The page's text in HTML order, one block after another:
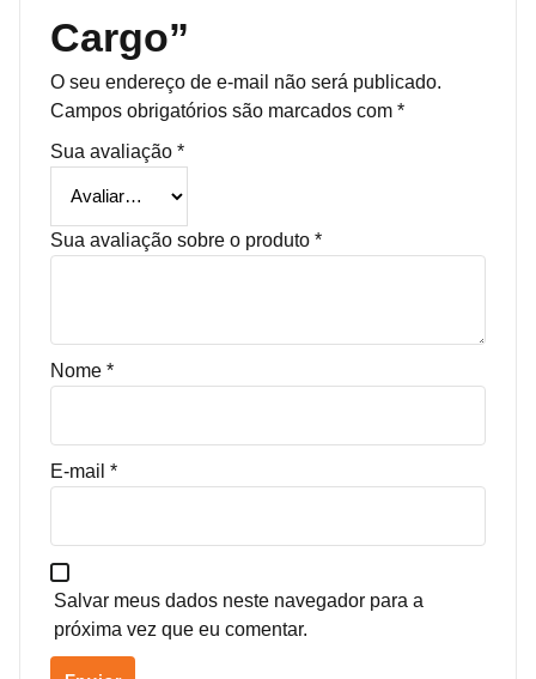
Cargo”
O seu endereço de e-mail não será publicado.
Campos obrigatórios são marcados com *
Sua avaliação *
Sua avaliação sobre o produto *
Nome *
E-mail *
Salvar meus dados neste navegador para a
próxima vez que eu comentar.